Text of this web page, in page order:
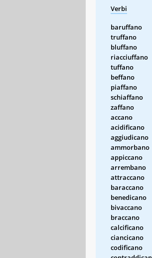
Verbi
baruffano
truffano
bluffano
riacciuffano
tuffano
beffano
piaffano
schiaffano
zaffano
accano
acidificano
aggiudicano
ammorbano
appiccano
arrembano
attraccano
baraccano
benedicano
bivaccano
braccano
calcificano
ciancicano
codificano